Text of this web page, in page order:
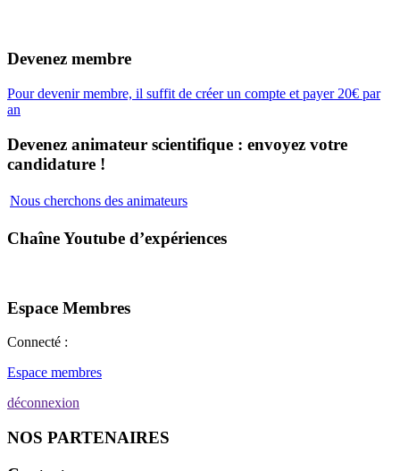
Devenez membre
Pour devenir membre, il suffit de créer un compte et payer 20€ par
an
Devenez animateur scientifique : envoyez votre
candidature !
Nous cherchons des animateurs
Chaîne Youtube d’expériences
Espace Membres
Connecté :
Espace membres
déconnexion
NOS PARTENAIRES